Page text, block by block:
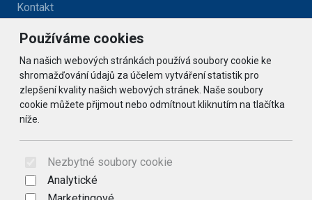
Používáme cookies
Na našich webových stránkách používá soubory cookie ke
shromažďování údajů za účelem vytváření statistik pro
zlepšení kvality našich webových stránek. Naše soubory
cookie můžete přijmout nebo odmítnout kliknutím na tlačítka
níže.
Nezbytné soubory cookie
Analytické
Kontakt
Kontakt
kino@zlatehory.cz
Social
© 2026 Arrabella s.r.o., mayabella s.r.o., Všechna práva